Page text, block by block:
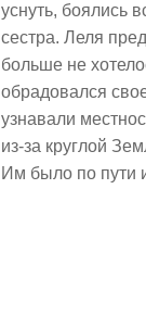
уснуть, боялись
сестра. Леля
больше не
обрадовался
узнавали
из-за круглой
Им было по пути